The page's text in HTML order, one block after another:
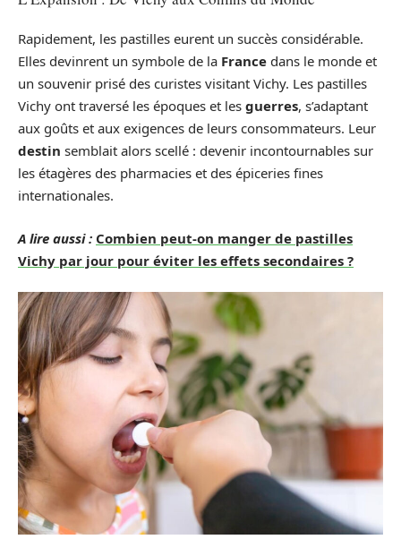
Rapidement, les pastilles eurent un succès considérable.
Elles devinrent un symbole de la France dans le monde et
un souvenir prisé des curistes visitant Vichy. Les pastilles
Vichy ont traversé les époques et les guerres, s’adaptant
aux goûts et aux exigences de leurs consommateurs. Leur
destin semblait alors scellé : devenir incontournables sur
les étagères des pharmacies et des épiceries fines
internationales.
A lire aussi : Combien peut-on manger de pastilles
Vichy par jour pour éviter les effets secondaires ?